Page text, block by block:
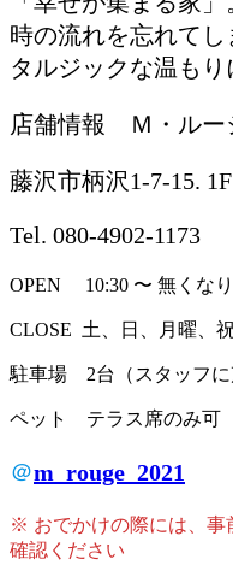
時の流れを忘れて
タルジックな温もり
店舗情報 Ｍ・ルー
藤沢市柄沢1-7-15.
Tel. 080-4902-1173
OPEN 10:30 〜 無く
CLOSE 土、日、月曜、
駐車場 2台（スタッフに
ペット テラス席のみ可
＠m_rouge_2021
※ おでかけの際には、事
確認ください